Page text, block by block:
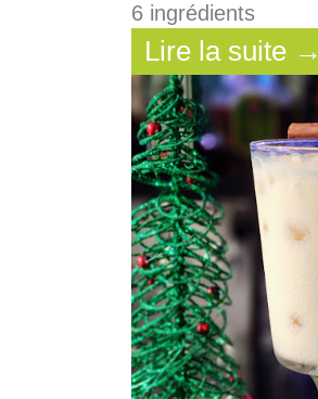
6 ingrédients
Lire la suite →